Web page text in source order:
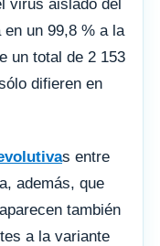
virus aislado del
un 99,8 % a la
un total de 2 153
difieren en
s entre
además, que
también
a la variante